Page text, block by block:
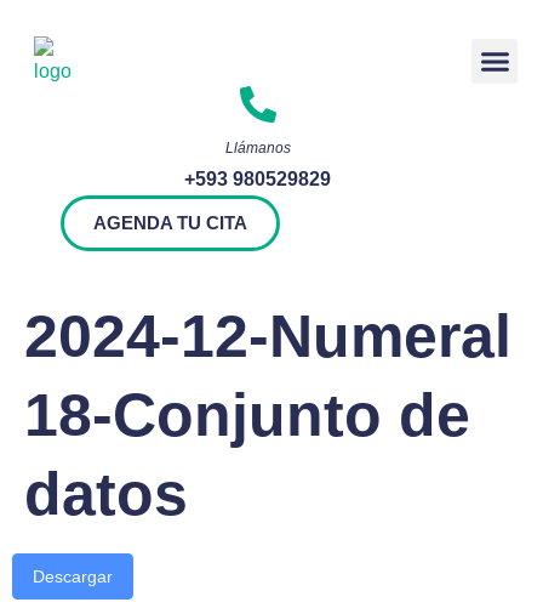
Llámanos
+593 980529829
AGENDA TU CITA
2024-12-Numeral
18-Conjunto de
datos
Descargar